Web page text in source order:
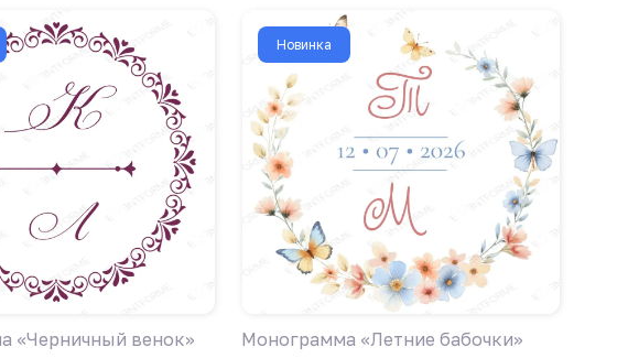
«Черничный венок»
Новинка
Монограмма «Летние бабочки»